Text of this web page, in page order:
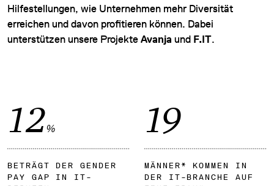
Hilfestellungen, wie Unternehmen mehr Diversität
erreichen und davon profitieren können. Dabei
unterstützen unsere Projekte Avanja und F.IT.
12%
BETRÄGT DER GENDER
PAY GAP IN IT-
19
MÄNNER*
KOMMEN IN
DER IT-BRANCHE AUF